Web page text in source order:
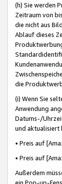
(h) Sie werden
Zeitraum von
die nicht aus
Ablauf dieses
die
(i) Wenn Sie
Anwendung
Datums-/
und aktualisiert
• Preis auf
• Preis auf
Außerdem
ein Pop-up-